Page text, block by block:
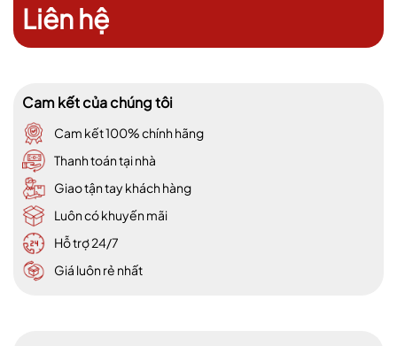
Liên hệ
Cam kết của chúng tôi
Cam kết 100% chính hãng
Thanh toán tại nhà
Giao tận tay khách hàng
Luôn có khuyến mãi
Hỗ trợ 24/7
Giá luôn rẻ nhất